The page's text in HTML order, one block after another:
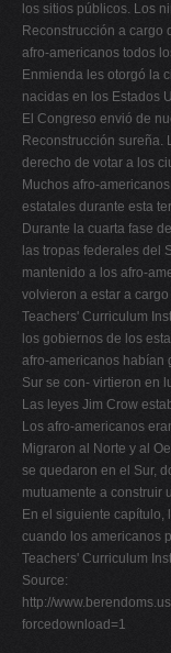
los sitios públicos. Los
Reconstrucción a cargo
afro-americanos todos
Enmienda les otorgó la
nacidas en los Estados
El Congreso envió de
Reconstrucción sureña.
derecho de votar a los
Muchos afro-
estatales durante esta
Durante la cuarta fase
las tropas federales del
mantenido a los afro-
volvieron a estar a
Teachers' Curriculum
los gobiernos de los
afro-americanos habían
Sur se con- virtieron en
Las leyes Jim Crow
Los afro-americanos
Migraron al Norte y al
se quedaron en el Sur,
mutuamente a construir
En el siguiente capítulo,
cuando los americanos
Teachers' Curriculum
Source:
http://
forcedownload=1